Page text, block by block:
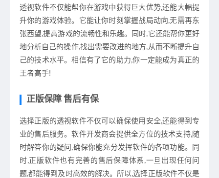
透视软件不仅能帮你在游戏中获得巨大优势,还能大幅提
升你的游戏体验。它能让你时刻掌握战局动向,无需再东
张西望,提高游戏的流畅性和乐趣。同时,它还能帮你更好
地分析自己的操作,找出需要改进的地方,从而不断提升自
己的技术水平。相信有了它的助力,你一定能成为真正的
王者高手!
正版保障 售后有保
选择正版的透视软件不仅可以确保使用安全,还能得到专
业的售后服务。软件开发商会提供全方位的技术支持,随
时解答你的疑问,确保你能充分发挥软件的各项功能。同
时,正版软件也有完善的售后保障体系,一旦出现任何问
题,都能得到及时高效的解决。所以,选择正版软件不仅是